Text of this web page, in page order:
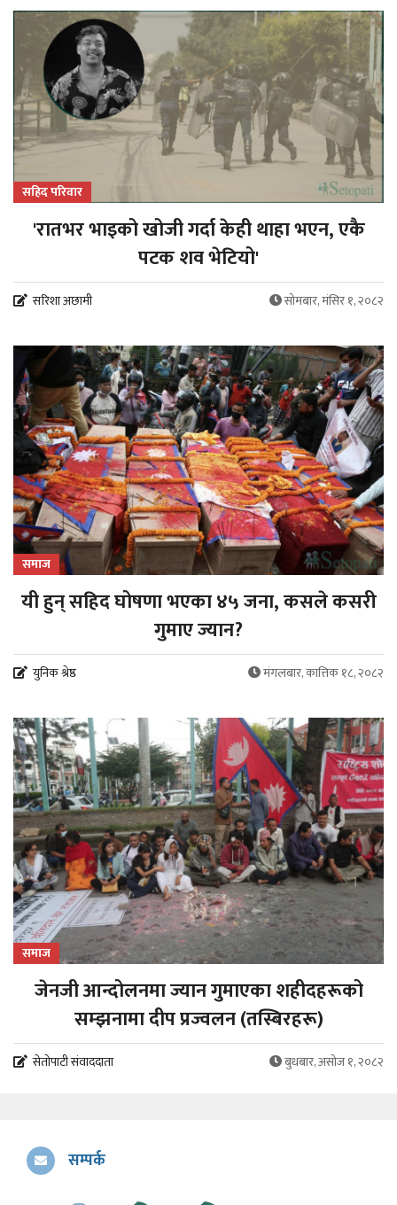
सहिद परिवार
'रातभर भाइको खोजी गर्दा केही थाहा भएन, एकै
पटक शव भेटियो'
सरिशा अछामी सोमबार, मंसिर १, २०८२
समाज
यी हुन् सहिद घोषणा भएका ४५ जना, कसले कसरी
गुमाए ज्यान?
युनिक श्रेष्ठ मंगलबार, कात्तिक १८, २०८२
समाज
जेनजी आन्दोलनमा ज्यान गुमाएका शहीदहरूको
सम्झनामा दीप प्रज्वलन (तस्बिरहरू)
सेतोपाटी संवाददाता बुधबार, असोज १, २०८२
सम्पर्क